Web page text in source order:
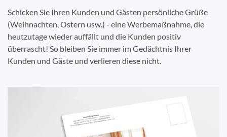
Schicken Sie Ihren Kunden und Gästen persönliche Grüße
(Weihnachten, Ostern usw.) - eine Werbemaßnahme, die
heutzutage wieder auffällt und die Kunden positiv
überrascht! So bleiben Sie immer im Gedächtnis Ihrer
Kunden und Gäste und verlieren diese nicht.